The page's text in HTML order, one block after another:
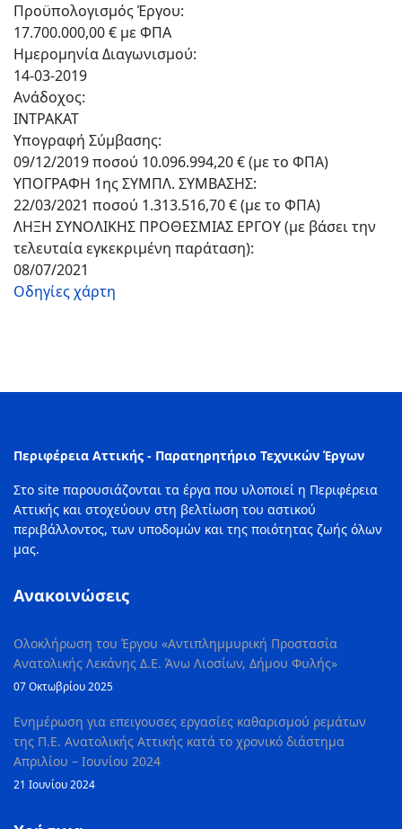
Προϋπολογισμός Έργου:
17.700.000,00 € με ΦΠΑ
Ημερομηνία Διαγωνισμού:
14-03-2019
Ανάδοχος:
ΙΝΤΡΑΚΑΤ
Υπογραφή Σύμβασης:
09/12/2019 ποσού 10.096.994,20 € (με το ΦΠΑ)
ΥΠΟΓΡΑΦΗ 1ης ΣΥΜΠΛ. ΣΥΜΒΑΣΗΣ:
22/03/2021 ποσού 1.313.516,70 € (με το ΦΠΑ)
ΛΗΞΗ ΣΥΝΟΛΙΚΗΣ ΠΡΟΘΕΣΜΙΑΣ ΕΡΓΟΥ (με βάσει την
τελευταία εγκεκριμένη παράταση):
08/07/2021
Οδηγίες χάρτη
Περιφέρεια Αττικής - Παρατηρητήριο Τεχνικών Έργων
Στο site παρουσιάζονται τα έργα που υλοποιεί η Περιφέρεια
Αττικής και στοχεύουν στη βελτίωση του αστικού
περιβάλλοντος, των υποδομών και της ποιότητας ζωής όλων
μας.
Ανακοινώσεις
Ολοκλήρωση του Έργου «Αντιπλημμυρική Προστασία
Ανατολικής Λεκάνης Δ.Ε. Άνω Λιοσίων, Δήμου Φυλής»
07 Οκτωβρίου 2025
Ενημέρωση για επειγουσες εργασίες καθαρισμού ρεμάτων
της Π.Ε. Ανατολικής Αττικής κατά το χρονικό διάστημα
Απριλίου – Ιουνίου 2024
21 Ιουνίου 2024